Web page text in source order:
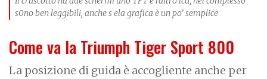
s0no ben leggibili, anche s ela grafica è un po' semplice
Come va la Triumph Tiger Sport 800
La posizione di guida è accogliente anche per